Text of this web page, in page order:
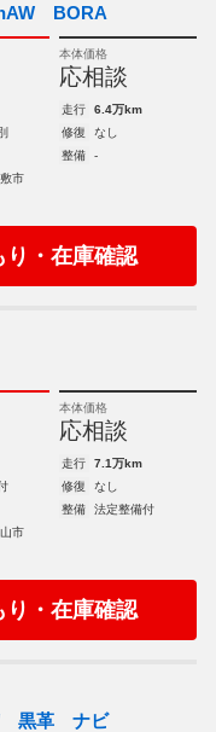
BORA
本体価格
応相談
走行
6.4万km
修復
なし
整備
-
市
り・在庫確認
本体価格
応相談
走行
7.1万km
修復
なし
整備
法定整備付
市
り・在庫確認
黒革 ナビ